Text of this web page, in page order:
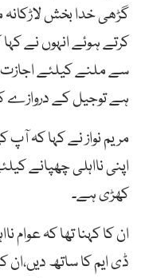
گڑھی خدا بخش
کرتے ہوئے انہوں نے
سے ملنے کیلئے اجازت
ہے توجیل کے دروازے
مریم نواز نے کہا کہ
اپنی نااہلی چھپانے
کھڑی ہے۔
ان کا کہنا تھا کہ
ڈی ایم کا ساتھ